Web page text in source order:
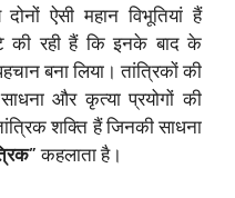
ऐसी महान विभूतियां हैं
की रही हैं कि इनके बाद के
बना लिया। तांत्रिकों की
और कृत्या प्रयोगों की
शक्ति हैं जिनकी साधना
” कहलाता है।